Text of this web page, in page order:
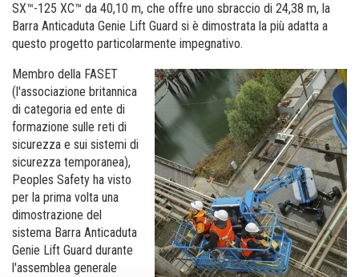
SX™-125 XC™ da 40,10 m, che offre uno sbraccio di 24,38 m, la
Barra Anticaduta Genie Lift Guard si è dimostrata la più adatta a
questo progetto particolarmente impegnativo.
Membro della FASET
(l'associazione britannica
di categoria ed ente di
formazione sulle reti di
sicurezza e sui sistemi di
sicurezza temporanea),
Peoples Safety ha visto
per la prima volta una
dimostrazione del
sistema Barra Anticaduta
Genie Lift Guard durante
l'assemblea generale